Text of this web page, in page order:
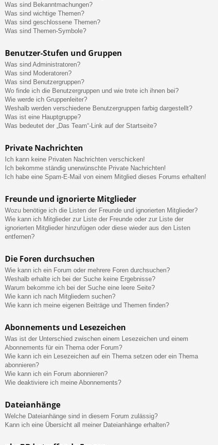
Was sind Bekanntmachungen?
Was sind wichtige Themen?
Was sind geschlossene Themen?
Was sind Themen-Symbole?
Benutzer-Stufen und Gruppen
Was sind Administratoren?
Was sind Moderatoren?
Was sind Benutzergruppen?
Wo finde ich die Benutzergruppen und wie trete ich ihnen bei?
Wie werde ich Gruppenleiter?
Weshalb werden verschiedene Benutzergruppen farbig dargestellt?
Was ist eine Hauptgruppe?
Was bedeutet der „Das Team“-Link auf der Startseite?
Private Nachrichten
Ich kann keine Privaten Nachrichten verschicken!
Ich bekomme ständig unerwünschte Private Nachrichten!
Ich habe eine Spam-E-Mail von einem Mitglied dieses Forums erhalten!
Freunde und ignorierte Mitglieder
Wozu benötige ich die Listen der Freunde und ignorierten Mitglieder?
Wie kann ich Mitglieder zur Liste der Freunde oder zur Liste der
ignorierten Mitglieder hinzufügen oder diese wieder aus den Listen
entfernen?
Die Foren durchsuchen
Wie kann ich ein Forum oder mehrere Foren durchsuchen?
Weshalb erhalte ich bei der Suche keine Ergebnisse?
Warum bekomme ich bei der Suche eine leere Seite?
Wie kann ich nach Mitgliedern suchen?
Wie kann ich meine eigenen Beiträge und Themen finden?
Abonnements und Lesezeichen
Was ist der Unterschied zwischen einem Lesezeichen und einem
Abonnements für ein Thema oder Forum?
Wie kann ich ein Lesezeichen auf ein Thema setzen oder ein Thema
abonnieren?
Wie kann ich ein Forum abonnieren?
Wie deaktiviere ich meine Abonnements?
Dateianhänge
Welche Dateianhänge sind in diesem Forum zulässig?
Kann ich eine Übersicht all meiner Dateianhänge erhalten?